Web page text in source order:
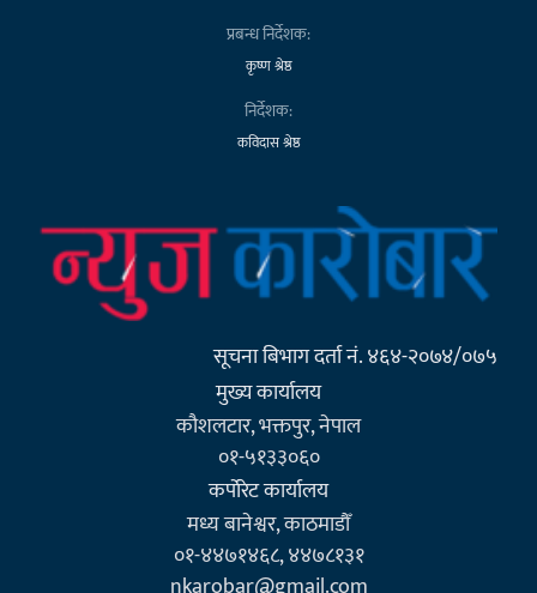
प्रबन्ध निर्देशक:
कृष्ण श्रेष्ठ
निर्देशक:
कविदास श्रेष्ठ
सूचना बिभाग दर्ता नं. ४६४-२०७४/०७५
मुख्य कार्यालय
कौशलटार, भक्तपुर, नेपाल
०१-५१३३०६०
कर्पाेरेट कार्यालय
मध्य बानेश्वर, काठमाडौँ
०१-४४७१४६८, ४४७८१३१